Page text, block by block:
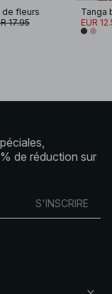
de fleurs
17.95
Tanga
EUR
de réduction sur
S'INSCRIRE